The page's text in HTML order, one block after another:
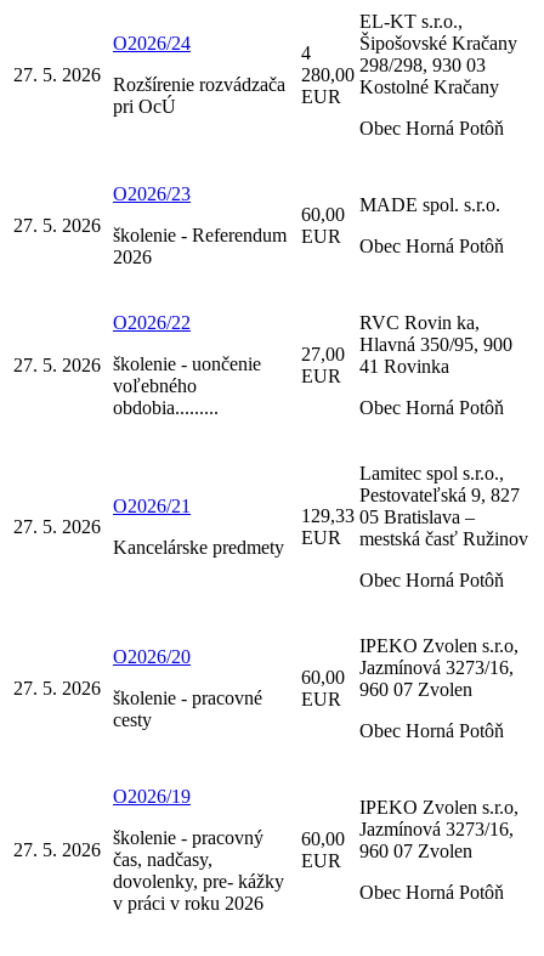
27. 5. 2026
O2026/24
Rozšírenie rozvádzača
pri OcÚ
4
280,00
EUR
EL-KT s.r.o.,
Šipošovské Kračany
298/298, 930 03
Kostolné Kračany
Obec Horná Potôň
27. 5. 2026
O2026/23
školenie - Referendum
2026
60,00
EUR
MADE spol. s.r.o.
Obec Horná Potôň
27. 5. 2026
O2026/22
školenie - uončenie
voľebného
obdobia.........
27,00
EUR
RVC Rovin ka,
Hlavná 350/95, 900
41 Rovinka
Obec Horná Potôň
27. 5. 2026
O2026/21
Kancelárske predmety
129,33
EUR
Lamitec spol s.r.o.,
Pestovateľská 9, 827
05 Bratislava –
mestská časť Ružinov
Obec Horná Potôň
27. 5. 2026
O2026/20
školenie - pracovné
cesty
60,00
EUR
IPEKO Zvolen s.r.o,
Jazmínová 3273/16,
960 07 Zvolen
Obec Horná Potôň
27. 5. 2026
O2026/19
školenie - pracovný
čas, nadčasy,
dovolenky, pre- kážky
v práci v roku 2026
60,00
EUR
IPEKO Zvolen s.r.o,
Jazmínová 3273/16,
960 07 Zvolen
Obec Horná Potôň